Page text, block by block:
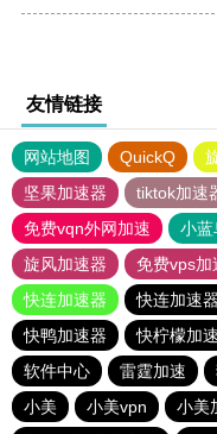
友情链接
网站地图 QuickQ
坚果加速器
tiktok加速
免费vqn外网加速
小蓝
旋风加速器
免费vps加
快连加速器
快连加速
快鸭加速器
快柠檬加
软件中心
雷霆加速
小美
小美vpn 小美